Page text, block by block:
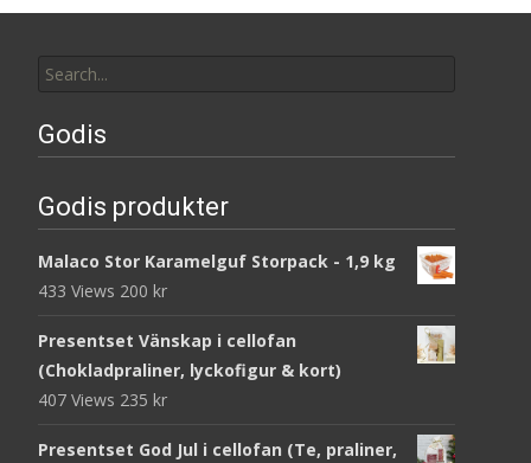
for:
Godis
Godis produkter
Malaco Stor Karamelguf Storpack - 1,9 kg
433 Views 200 kr
Presentset Vänskap i cellofan
(Chokladpraliner, lyckofigur & kort)
407 Views 235 kr
Presentset God Jul i cellofan (Te, praliner,